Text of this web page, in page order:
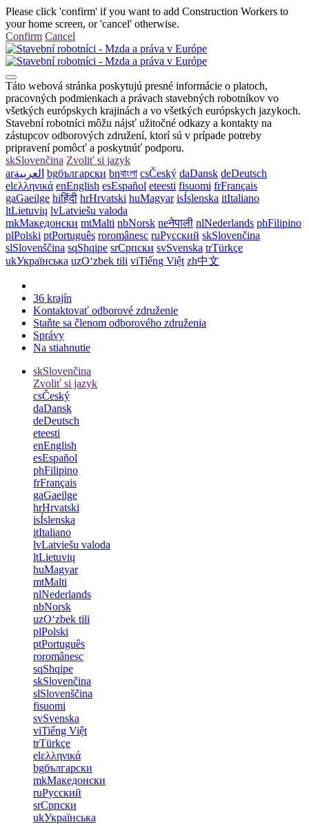
Please click 'confirm' if you want to add Construction Workers to
your home screen, or 'cancel' otherwise.
Confirm Cancel
Táto webová stránka poskytujú presné informácie o platoch,
pracovných podmienkach a právach stavebných robotníkov vo
všetkých európskych krajinách a vo všetkých európskych jazykoch.
Stavební robotníci môžu nájsť užitočné odkazy a kontakty na
zástupcov odborových združení, ktorí sú v prípade potreby
pripravení pomôcť a poskytnúť podporu.
skSlovenčina Zvoliť si jazyk
arالعربية bgбългарски bnবাংলা csČeský daDansk deDeutsch
elελληνικά enEnglish esEspañol eteesti fisuomi frFrançais
gaGaeilge hiहिंदी hrHrvatski huMagyar isÍslenska itItaliano
ltLietuvių lvLatviešu valoda
mkМакедонски mtMalti nbNorsk neनेपाली nlNederlands phFilipino
plPolski ptPortuguês roromânesc ruРусский skSlovenčina
slSlovenščina sqShqipe srСрпски svSvenska trTürkçe
ukУкраїнська uzOʻzbek tili viTiếng Việt zh中文
36 krajín
Kontaktovať odborové združenie
Staňte sa členom odborového združenia
Správy
Na stiahnutie
skSlovenčina
Zvoliť si jazyk
csČeský
daDansk
deDeutsch
eteesti
enEnglish
esEspañol
phFilipino
frFrançais
gaGaeilge
hrHrvatski
isÍslenska
itItaliano
lvLatviešu valoda
ltLietuvių
huMagyar
mtMalti
nlNederlands
nbNorsk
uzOʻzbek tili
plPolski
ptPortuguês
roromânesc
sqShqipe
skSlovenčina
slSlovenščina
fisuomi
svSvenska
viTiếng Việt
trTürkçe
elελληνικά
bgбългарски
mkМакедонски
ruРусский
srСрпски
ukУкраїнська